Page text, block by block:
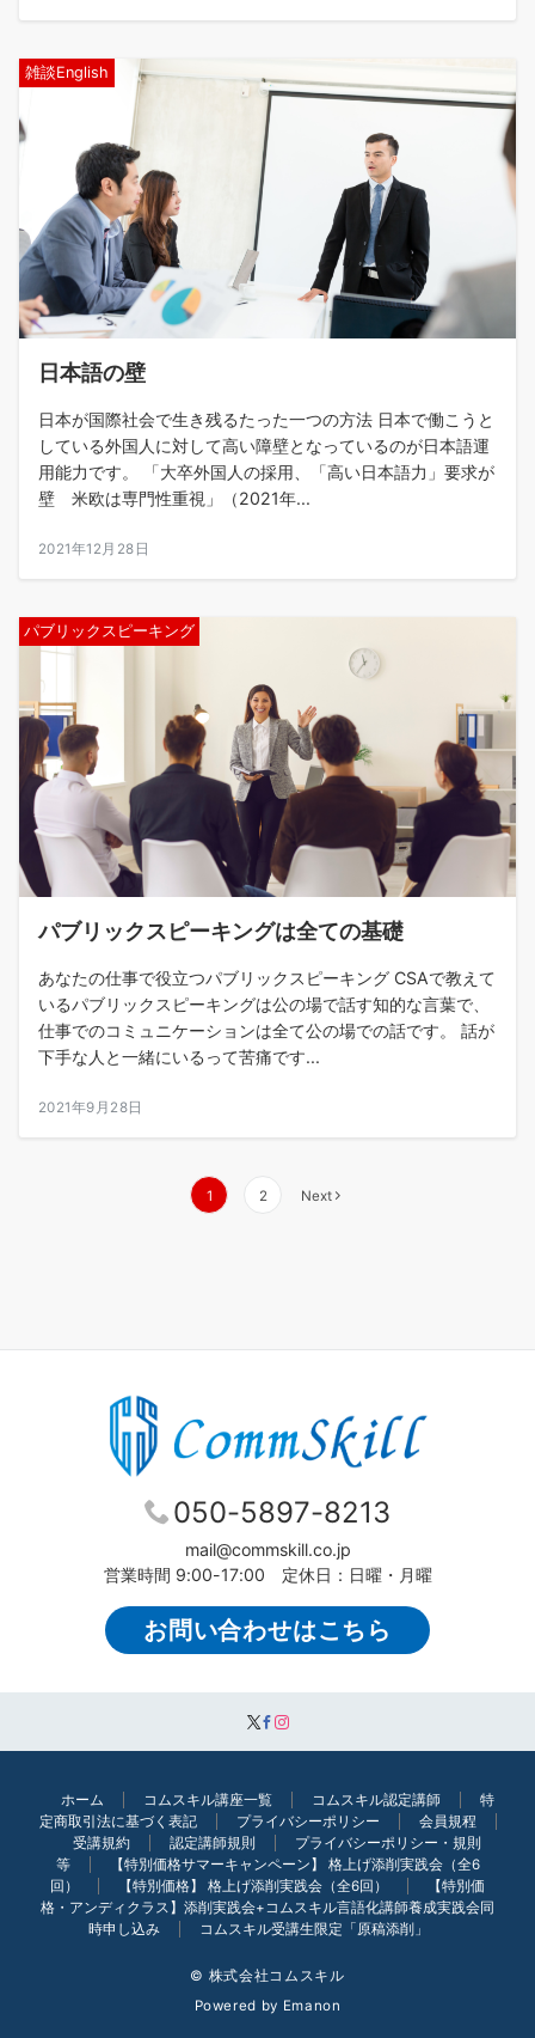
雑談English
日本語の壁
日本が国際社会で生き残るたった一つの方法 日本で働こうと
している外国人に対して高い障壁となっているのが日本語運
用能力です。 「大卒外国人の採用、「高い日本語力」要求が
壁 米欧は専門性重視」（2021年...
2021年12月28日
パブリックスピーキング
パブリックスピーキングは全ての基礎
あなたの仕事で役立つパブリックスピーキング CSAで教えて
いるパブリックスピーキングは公の場で話す知的な言葉で、
仕事でのコミュニケーションは全て公の場での話です。 話が
下手な人と一緒にいるって苦痛です...
2021年9月28日
1 2 Next
050-5897-8213
mail@commskill.co.jp
営業時間 9:00-17:00 定休日：日曜・月曜
お問い合わせはこちら
ホーム コムスキル講座一覧 コムスキル認定講師
特
定商取引法に基づく表記
プライバシーポリシー
会員規程
受講規約
認定講師規則
プライバシーポリシー・規則
等
【特別価格サマーキャンペーン】 格上げ添削実践会（全6
回）
【特別価格】 格上げ添削実践会（全6回）
【特別価
格・アンディクラス】添削実践会+コムスキル言語化講師養成実践会同
時申し込み
コムスキル受講生限定「原稿添削」
© 株式会社コムスキル
Powered by Emanon